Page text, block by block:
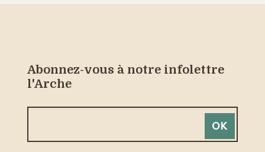
Abonnez-vous à notre infolettre
l'Arche